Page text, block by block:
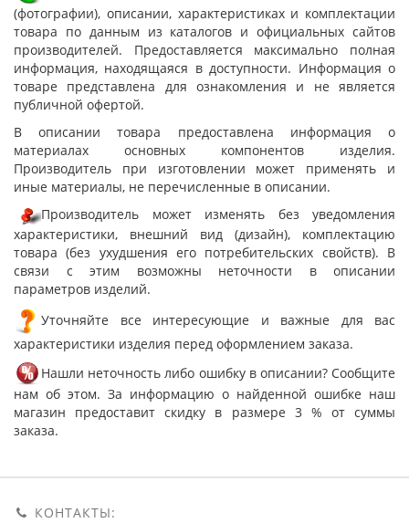
(фотографии), описании, характеристиках и комплектации
товара по данным из каталогов и официальных сайтов
производителей. Предоставляется максимально полная
информация, находящаяся в доступности. Информация о
товаре представлена для ознакомления и не является
публичной офертой.
В описании товара предоставлена информация о
материалах основных компонентов изделия.
Производитель при изготовлении может применять и
иные материалы, не перечисленные в описании.
Производитель может изменять без уведомления
характеристики, внешний вид (дизайн), комплектацию
товара (без ухудшения его потребительских свойств). В
связи с этим возможны неточности в описании
параметров изделий.
Уточняйте все интересующие и важные для вас
характеристики изделия перед оформлением заказа.
Нашли неточность либо ошибку в описании? Сообщите
нам об этом. За информацию о найденной ошибке наш
магазин предоставит скидку в размере 3 % от суммы
заказа.
КОНТАКТЫ: